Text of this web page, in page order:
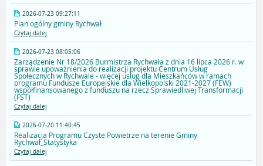
2026-07-23 09:27:11
Plan ogólny gminy Rychwał
Czytaj dalej
2026-07-23 08:05:06
Zarządzenie Nr 18/2026 Burmistrza Rychwała z dnia 16 lipca 2026 r. w
sprawie upoważnienia do realizacji projektu Centrum Usług
Społecznych w Rychwale - więcej uslug dla Mieszkańców w ramach
programu Fundusze Europejskie dla Wielkopolski 2021-2027 (FEW)
współfinansowanego z funduszu na rzecz Sprawiedliwej Transformacji
(FST)
Czytaj dalej
2026-07-20 11:40:45
Realizacja Programu Czyste Powietrze na terenie Gminy
Rychwał_Statystyka
Czytaj dalej